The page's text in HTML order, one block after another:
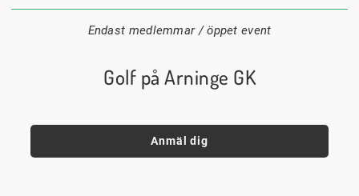
Endast medlemmar / öppet event
Golf på Arninge GK
Anmäl dig